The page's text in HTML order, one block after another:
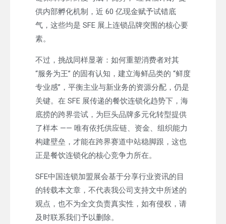
供内部孵化机制，近 60 亿现金赋予试错底
气，这些均是 SFE 展上连锁品牌突围的核心要
素。
不过，挑战同样显著：如何重塑消费者对其
“服务为王” 的固有认知，建立海鲜品类的 “鲜度
专业感”，平衡主业与新业务的资源分配，仍是
关键。在 SFE 展传递的餐饮连锁化趋势下，海
底捞的跨界尝试，为巨头品牌多元化转型提供
了样本 —— 唯有依托供应链、资金、组织能力
构建壁垒，才能在跨界赛道中站稳脚跟，这也
正是餐饮连锁化的核心竞争力所在。
SFE中国连锁加盟展会基于分享行业资讯的目
的转载本文章，不代表我公司支持文中所述的
观点，也不为全文负责真实性，如有侵权，请
及时联系我们予以删除。